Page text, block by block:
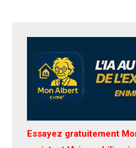
Essayez gratuitement